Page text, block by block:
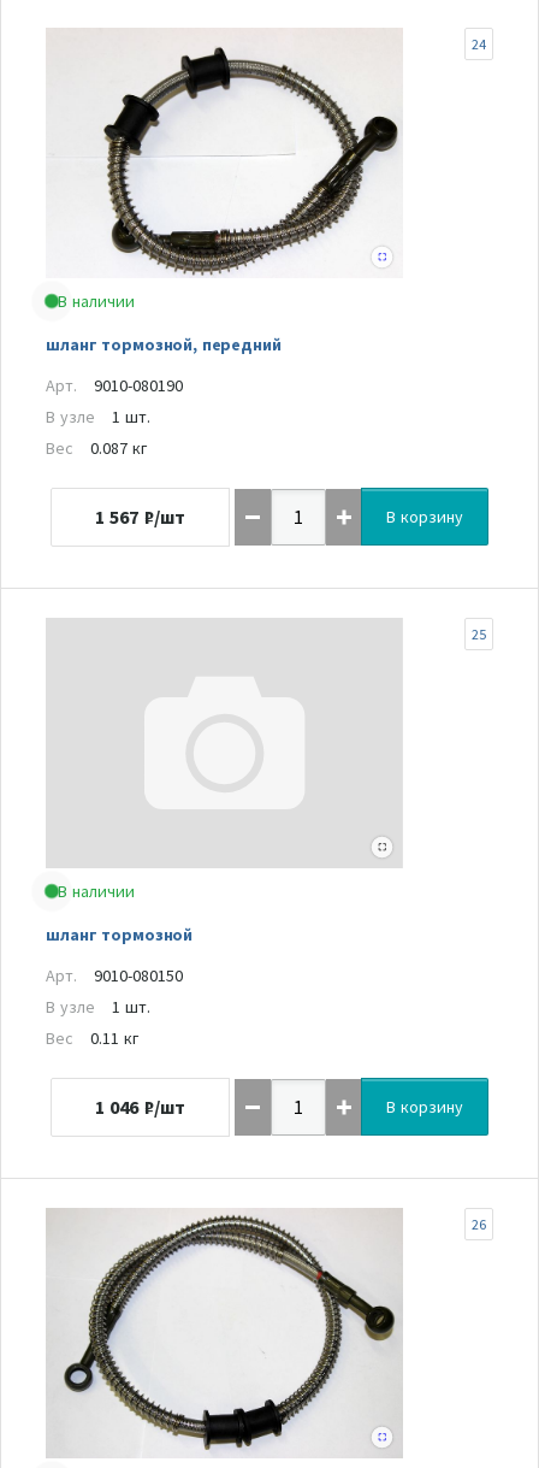
В наличии
шланг тормозной, передний
24
Арт.
9010-080190
В узле
1 шт.
Вес
0.087 кг
1 567 ₽/шт В корзину
В наличии
шланг тормозной
25
Арт.
9010-080150
В узле
1 шт.
Вес
0.11 кг
1 046 ₽/шт В корзину
26